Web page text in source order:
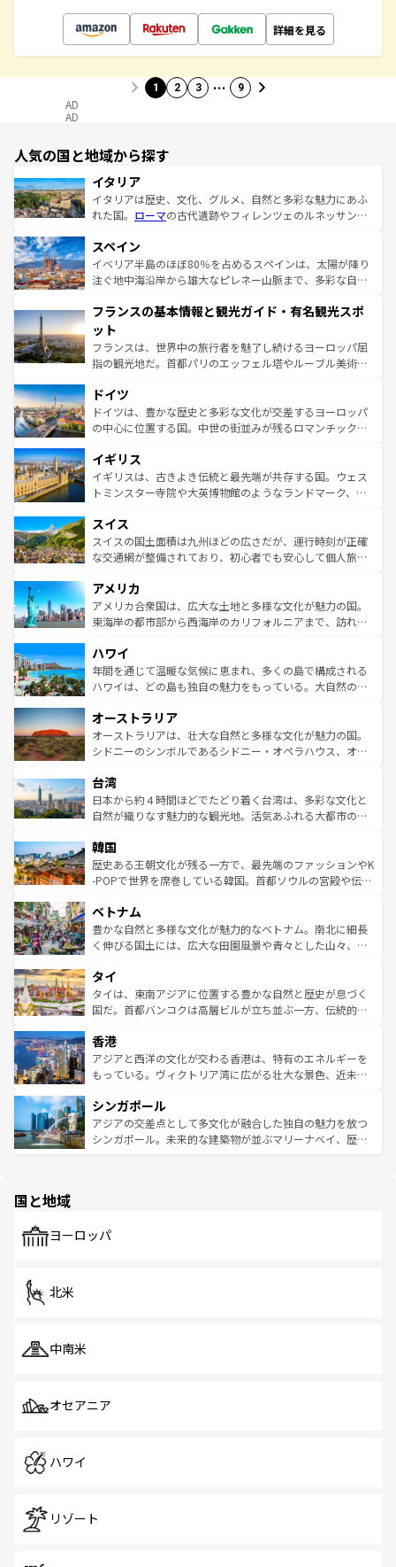
詳細を見る
1 2 3 … 9
AD
AD
人気の国と地域から探す
イタリア
イタリアは歴史、文化、グルメ、自然と多彩な魅力にあふ
れた国。 ローマの古代遺跡やフィレンツェのルネッサンス
ろん、トスカーナの美しい田園風景やアマルフィ海岸の絶
景など、自然景観も見逃せない。観光の合間には、本場の
ピザやパスタなど、絶品のイタリア料理を堪能することも
ませてくれるイタリアで、忘れられない旅をしてみよう！
なお、新着のイタリア情報は
しい。
スペイン
イベリア半島のほぼ80％を占めるスペインは、太陽が降り
注ぐ地中海沿岸から雄大なピレネー山脈まで、多彩な自然
文化が根付くこの国では、情熱的なフラメンコ、熱気あふ
れる闘牛、そして美味しいタパスが生活の一部となってい
る。首都マドリードの洗練された雰囲気や、バルセロナの
アートに溢れた街角から、地方では古代ローマ遺跡や中世
せる。地方によって風土や気候が異なるスペインはその個
性で訪れる人を魅了する。 なお、新着のスペイン情報は コ
ンテンツ一覧を参照してほしい。
フランスの基本情報と観光ガイド・有名観光スポ
ット
フランスは、世界中の旅行者を魅了し続けるヨーロッパ屈
指の観光地だ。首都パリのエッフェル塔やルーブル美術館
で、幅広い魅力が詰まっている。華麗な宮殿、歴史的な大
聖堂、美しいビーチ、そして豊かな自然が、訪れる者を心
から魅了する。また、フランスは美食の国としても知ら
いる。シャンパンの発祥地であるランス、プロヴァンスの
香り高いラベンダー畑など、多彩な楽しみ方が可能だ。さ
らに、パリ以外の地域にも魅力が溢れており、どの街角に
れる地方に足を運ぶとそれぞれで全く異なる文化を体験で
きるだろう。 なお、新着のフランス情報はコンテンツ一覧
を参照してほしい。
ドイツ
ドイツは、豊かな歴史と多彩な文化が交差するヨーロッパ
の中心に位置する国。中世の街並みが残るロマンチック街
顔を持つこの国は、どこを歩いても飽きることがない。ベ
ルリンの文化的活気、バイエルン州のアルプスの絶景、そ
してライン川沿いのワイン畑といった風景は必見。ビール
は、お酒好きな人にはぜひ体験してほしい。 なお、新着の
ドイツ情報はコンテンツ一覧を参照してほしい。
イギリス
イギリスは、古きよき伝統と最先端が共存する国。ウェス
トミンスター寺院や大英博物館のようなランドマーク、歴
リアごとに異なる魅力がある。また、優雅なアフタヌーン
ティー、ビール好きにはたまらない英国パブ、サッカー観
戦など、本場だからこそできる体験も豊富。イギリスを旅
ンツ一覧を参照してほしい。
スイス
スイスの国土面積は九州ほどの広さだが、運行時刻が正確
な交通網が整備されており、初心者でも安心して個人旅行
の建物がそのまま残る町や、スイスならではのユニークな
博物館もあり、アルプス観光だけでなく町歩きも満喫する
ことができる。国民の所得が高いため物価も高いが、旅行
ば市内交通費無料で観光を楽しむこともできる。 なお、新
着のスイス情報はコンテンツ一覧 を参照してほしい。
アメリカ
アメリカ合衆国は、広大な土地と多様な文化が魅力の国。
東海岸の都市部から西海岸のカリフォルニアまで、訪れる
のような巨大都市は、観光、ショッピング、エンターテイ
ンメントが詰まった刺激的なスポットだ。一方、アメリカ
西部には大自然が広がり、グランドキャニオンやイエロー
部のニューオーリンズでは、音楽と美食が融合した独特の
文化が魅力。旅行者はアメリカの各地域で異なる魅力を楽
しみながら、その多様性と豊かな歴史を感じることができ
ならではの贅沢な旅のスタイルだ。 なお、新着のアメリカ
情報はコンテンツ一覧を参照してほしい。
ハワイ
年間を通じて温暖な気候に恵まれ、多くの島で構成される
ハワイは、どの島も独自の魅力をもっている。大自然の神
ワイ島は見逃せない。また、定番の観光地といえばオアフ
島だが、静かな自然を求めるならマウイ島やカウアイ島が
おすすめ。エメラルドグリーンに輝く海をはじめ、豊かな
れるおもてなしの心で訪れる人々を迎えてくれるハワイの
人々、おいしいローカルフードやハワイアンミュージッ
ク、伝統的なフラダンスなど、すべてがハワイの魅力を彩
ワイを、存分に味わってほしい。 なお、新着のハワイ情報
はコンテンツ一覧を参照してほしい。
オーストラリア
オーストラリアは、壮大な自然と多様な文化が魅力の国。
シドニーのシンボルであるシドニー・オペラハウス、オー
リアリーフや大陸中央部にそびえるウルル（エアーズロッ
ク）、タスマニアの美しい原生林やケアンズの熱帯雨林な
ど、見どころがたくさん。また、カフェやワイン、オージ
いる。アクティビティも充実しており、サーフィンやダイ
ビング、ハイキングなど、アウトドア好きにはたまらな
い。オーストラリアの多彩な魅力を存分に味わいつくそ
参照してほしい。
台湾
日本から約４時間ほどでたどり着く台湾は、多彩な文化と
自然が織りなす魅力的な観光地。活気あふれる大都市の台
ン）、静ひつな山岳地帯である台湾東部など、都市の喧騒
と山間の静けさが共存しており、訪れる人に新しい発見と
驚きをもたらしてくれる。また、奥深い台湾の食文化も魅
容にもいいと評判のスイーツなど、バラエティ豊かな料理
が味わえる。 なお、新着の台湾情報は コンテンツ一覧を参
照してほしい。
韓国
歴史ある王朝文化が残る一方で、最先端のファッションやK
-POPで世界を席巻している韓国。首都ソウルの宮殿や伝統
き、地方に足を延ばせば四季折々の自然美を楽しむことが
できる。そして、キムチや焼肉、絶品のストリートフード
まで、さまざまな韓国料理が待っている。夜には、韓国な
リティに包まれながら、韓国の多彩な魅力を心ゆくまで味
わってみてほしい。 なお、新着の韓国情報はコンテンツ一
覧を参照してほしい。
ベトナム
豊かな自然と多様な文化が魅力的なベトナム。南北に細長
く伸びる国土には、広大な田園風景や青々とした山々、世
急速な発展と共に伝統が息づく。ハノイの古い町並みやホ
ーチミン市のフランス統治時代の建物も、独特の雰囲気を
醸し出している。また、バラエティの豊かさとおいしさで
とつ。フォーやバインミー、ベトナムコーヒーなどは、ぜ
ひ現地で味わいたい。どの地域を訪れてもあたたかい人々
が旅行者を迎えてくれるので、きっと忘れられない旅にな
参照してほしい。
タイ
タイは、東南アジアに位置する豊かな自然と歴史が息づく
国だ。首都バンコクは高層ビルが立ち並ぶ一方、伝統的な
の活気が交差している。北部ではチェンマイなどの山岳地
帯で自然と触れ合い、南部ではプーケットやクラビの美し
いビーチでリゾート気分を楽しむことができる。タイ料理
激する。気候は一年中温暖で、どの季節にも異なる楽しみ
が待っている。親しみやすいタイの人々、仏教を中心とし
た文化、そして多様な観光資源が、訪れる旅人を魅了し続
香港
アジアと西洋の文化が交わる香港は、特有のエネルギーを
もっている。ヴィクトリア湾に広がる壮大な景色、近未来
み、どこを訪れても感動するはず。観光スポットが密集し
ており、効率よく見どころを回れるのも魅力。息をのむよ
うな絶景から文化的な体験まで、香港を存分に楽しみ尽く
シンガポール
アジアの交差点として多文化が融合した独自の魅力を放つ
シンガポール。未来的な建築物が並ぶマリーナベイ、歴史
で、ホーカーズは地元の風情を楽しめる外せないスポット
国と地域
ヨーロッパ
北米
中南米
オセアニア
ハワイ
リゾート